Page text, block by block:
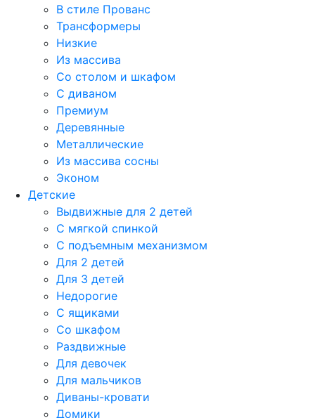
В стиле Прованс
Трансформеры
Низкие
Из массива
Со столом и шкафом
С диваном
Премиум
Деревянные
Металлические
Из массива сосны
Эконом
Детские
Выдвижные для 2 детей
С мягкой спинкой
С подъемным механизмом
Для 2 детей
Для 3 детей
Недорогие
С ящиками
Со шкафом
Раздвижные
Для девочек
Для мальчиков
Диваны-кровати
Домики